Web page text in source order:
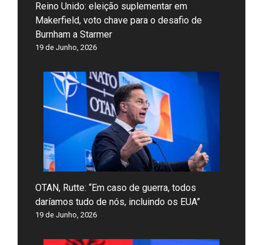
Reino Unido: eleição suplementar em
Makerfield, voto chave para o desafio de
Burnham a Starmer
19 de Junho, 2026
OTAN, Rutte: “Em caso de guerra, todos
daríamos tudo de nós, incluindo os EUA”
19 de Junho, 2026